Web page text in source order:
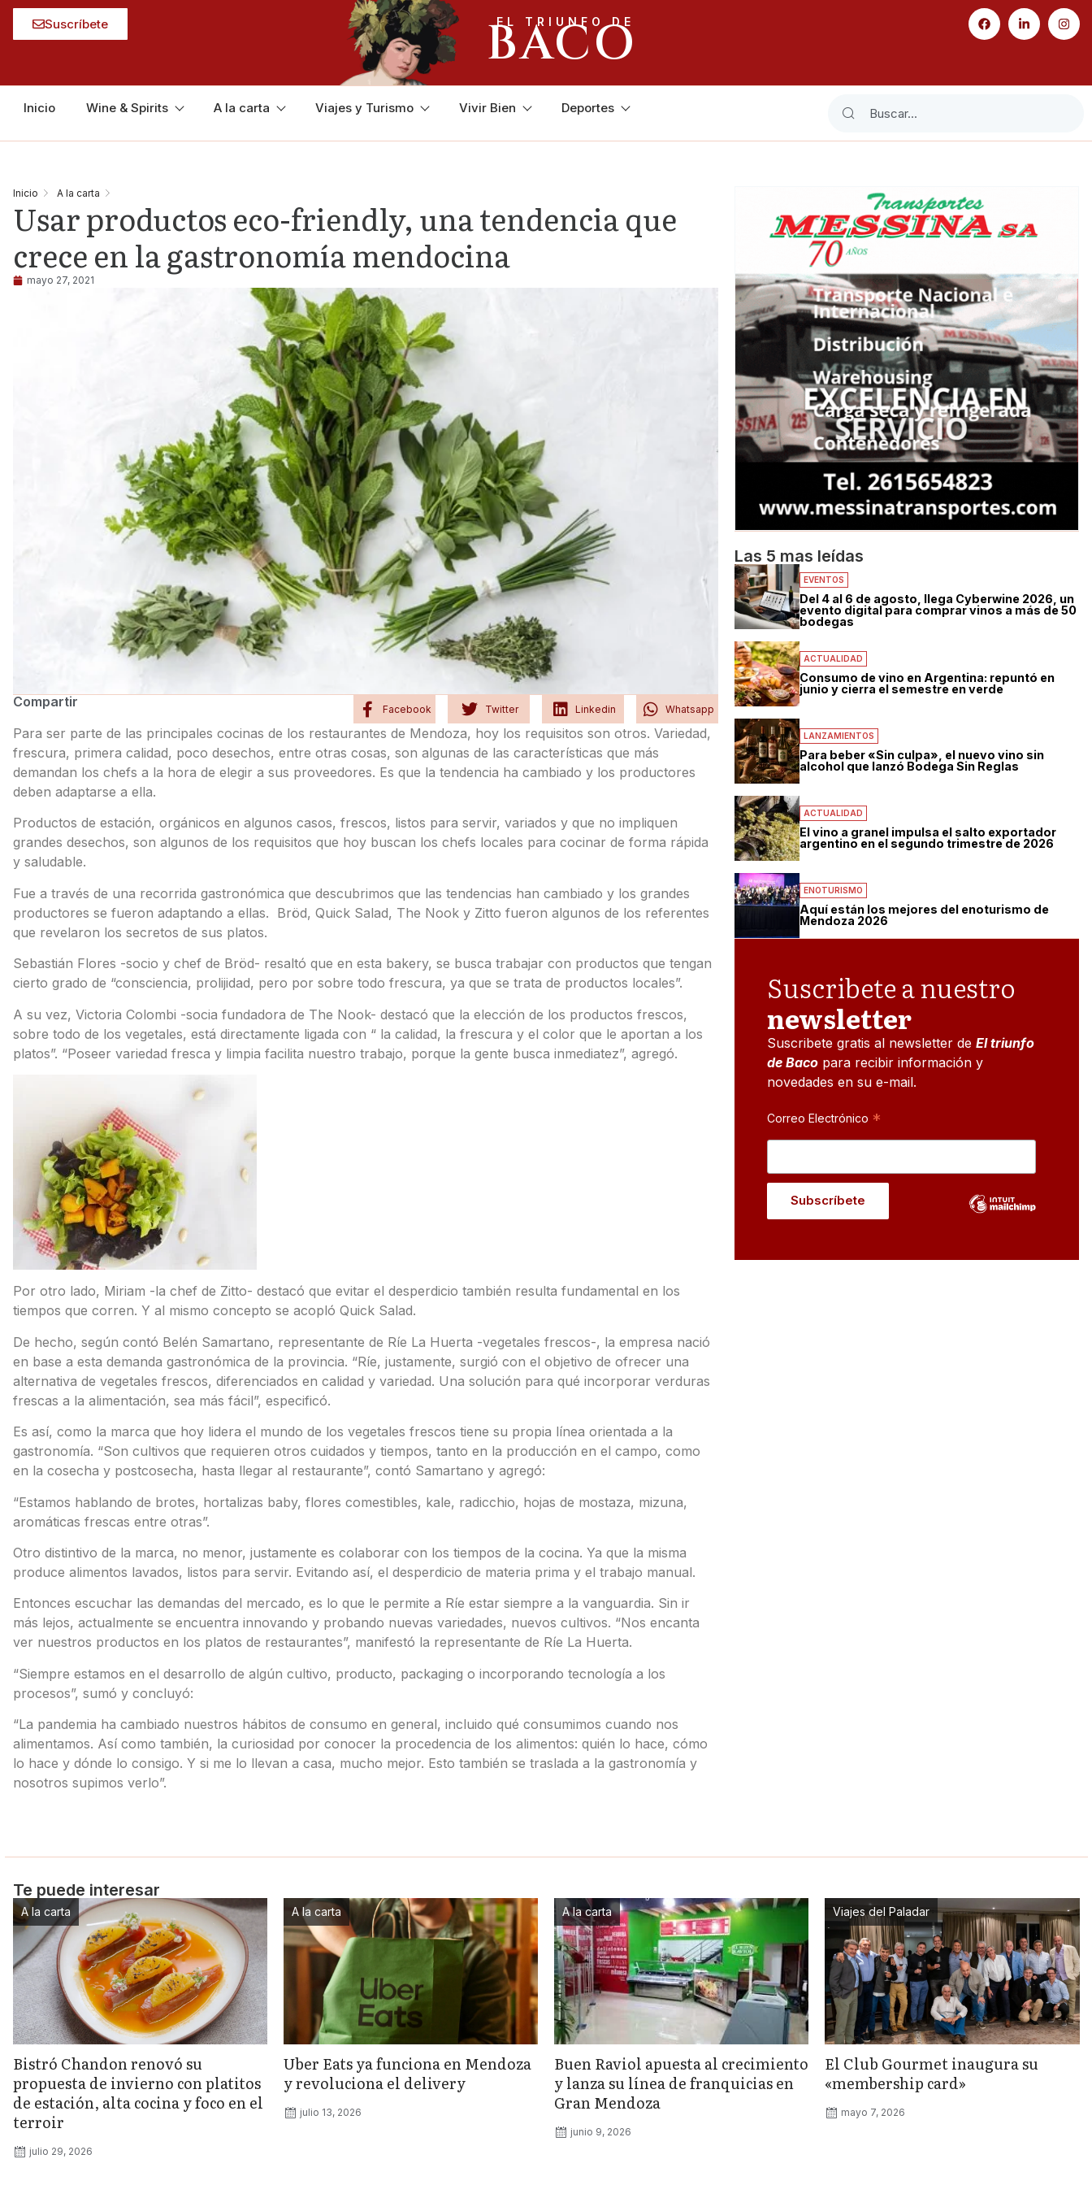
Suscríbete EL TRIUNFO DE
BACO
Inicio Wine & Spirits A la carta Viajes y Turismo Vivir Bien Deportes
Inicio A la carta
Usar productos eco-friendly, una tendencia que
crece en la gastronomía mendocina
mayo 27, 2021
Compartir Facebook Twitter Linkedin Whatsapp
Para ser parte de las principales cocinas de los restaurantes de Mendoza, hoy los requisitos son otros. Variedad,
frescura, primera calidad, poco desechos, entre otras cosas, son algunas de las características que más
demandan los chefs a la hora de elegir a sus proveedores. Es que la tendencia ha cambiado y los productores
deben adaptarse a ella.
Productos de estación, orgánicos en algunos casos, frescos, listos para servir, variados y que no impliquen
grandes desechos, son algunos de los requisitos que hoy buscan los chefs locales para cocinar de forma rápida
y saludable.
Fue a través de una recorrida gastronómica que descubrimos que las tendencias han cambiado y los grandes
productores se fueron adaptando a ellas. Bröd, Quick Salad, The Nook y Zitto fueron algunos de los referentes
que revelaron los secretos de sus platos.
Sebastián Flores -socio y chef de Bröd- resaltó que en esta bakery, se busca trabajar con productos que tengan
cierto grado de “consciencia, prolijidad, pero por sobre todo frescura, ya que se trata de productos locales”.
A su vez, Victoria Colombi -socia fundadora de The Nook- destacó que la elección de los productos frescos,
sobre todo de los vegetales, está directamente ligada con “ la calidad, la frescura y el color que le aportan a los
platos”. “Poseer variedad fresca y limpia facilita nuestro trabajo, porque la gente busca inmediatez”, agregó.
Por otro lado, Miriam -la chef de Zitto- destacó que evitar el desperdicio también resulta fundamental en los
tiempos que corren. Y al mismo concepto se acopló Quick Salad.
De hecho, según contó Belén Samartano, representante de Ríe La Huerta -vegetales frescos-, la empresa nació
en base a esta demanda gastronómica de la provincia. “Ríe, justamente, surgió con el objetivo de ofrecer una
alternativa de vegetales frescos, diferenciados en calidad y variedad. Una solución para qué incorporar verduras
frescas a la alimentación, sea más fácil”, especificó.
Es así, como la marca que hoy lidera el mundo de los vegetales frescos tiene su propia línea orientada a la
gastronomía. “Son cultivos que requieren otros cuidados y tiempos, tanto en la producción en el campo, como
en la cosecha y postcosecha, hasta llegar al restaurante”, contó Samartano y agregó:
“Estamos hablando de brotes, hortalizas baby, flores comestibles, kale, radicchio, hojas de mostaza, mizuna,
aromáticas frescas entre otras”.
Otro distintivo de la marca, no menor, justamente es colaborar con los tiempos de la cocina. Ya que la misma
produce alimentos lavados, listos para servir. Evitando así, el desperdicio de materia prima y el trabajo manual.
Entonces escuchar las demandas del mercado, es lo que le permite a Ríe estar siempre a la vanguardia. Sin ir
más lejos, actualmente se encuentra innovando y probando nuevas variedades, nuevos cultivos. “Nos encanta
ver nuestros productos en los platos de restaurantes”, manifestó la representante de Ríe La Huerta.
“Siempre estamos en el desarrollo de algún cultivo, producto, packaging o incorporando tecnología a los
procesos”, sumó y concluyó:
“La pandemia ha cambiado nuestros hábitos de consumo en general, incluido qué consumimos cuando nos
alimentamos. Así como también, la curiosidad por conocer la procedencia de los alimentos: quién lo hace, cómo
lo hace y dónde lo consigo. Y si me lo llevan a casa, mucho mejor. Esto también se traslada a la gastronomía y
nosotros supimos verlo”.
Las 5 mas leídas
EVENTOS
Del 4 al 6 de agosto, llega Cyberwine 2026, un
evento digital para comprar vinos a más de 50
bodegas
ACTUALIDAD
Consumo de vino en Argentina: repuntó en
junio y cierra el semestre en verde
LANZAMIENTOS
Para beber «Sin culpa», el nuevo vino sin
alcohol que lanzó Bodega Sin Reglas
ACTUALIDAD
El vino a granel impulsa el salto exportador
argentino en el segundo trimestre de 2026
ENOTURISMO
Aquí están los mejores del enoturismo de
Mendoza 2026
Suscribete a nuestro
newsletter
Suscribete gratis al newsletter deEl triunfo
de Baco para recibir información y
novedades en su e-mail.
Correo Electrónico *
Te puede interesar
A la carta
Bistró Chandon renovó su
propuesta de invierno con platitos
de estación, alta cocina y foco en el
terroir
julio 29, 2026
A la carta
Uber Eats ya funciona en Mendoza
y revoluciona el delivery
julio 13, 2026
A la carta
Buen Raviol apuesta al crecimiento
y lanza su línea de franquicias en
Gran Mendoza
junio 9, 2026
Viajes del Paladar
El Club Gourmet inaugura su
«membership card»
mayo 7, 2026